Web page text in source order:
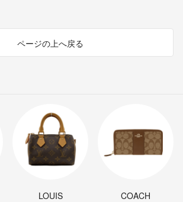
ページの上へ戻る
LOUIS
COACH